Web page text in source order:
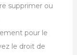
supprimer ou
pour le
le droit de